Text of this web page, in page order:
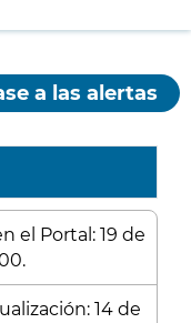
a las alertas
el Portal: 19 de
14 de